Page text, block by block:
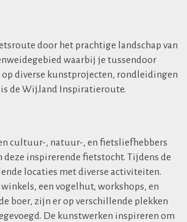
door het prachtige landschap van
waarbij je tussendoor
diverse kunstprojecten, rondleidingen
de Wij.land Inspiratieroute.
cultuur-, natuur-, en fietsliefhebbers
deze inspirerende fietstocht. Tijdens de
locaties met diverse activiteiten.
een vogelhut, workshops, en
boer, zijn er op verschillende plekken
De kunstwerken inspireren om